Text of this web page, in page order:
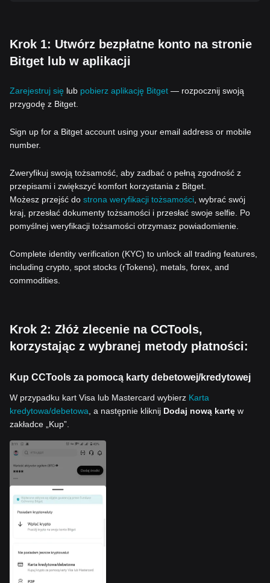
Krok 1: Utwórz bezpłatne konto na stronie
Bitget lub w aplikacji
Zarejestruj się lub pobierz aplikację Bitget — rozpocznij swoją
przygodę z Bitget.
Sign up for a Bitget account using your email address or mobile
number.
Zweryfikuj swoją tożsamość, aby zadbać o pełną zgodność z
przepisami i zwiększyć komfort korzystania z Bitget.
Możesz przejść do strona weryfikacji tożsamości , wybrać swój
kraj, przesłać dokumenty tożsamości i przesłać swoje selfie. Po
pomyślnej weryfikacji tożsamości otrzymasz powiadomienie.
Complete identity verification (KYC) to unlock all trading features,
including crypto, spot stocks (rTokens), metals, forex, and
commodities.
Krok 2: Złóż zlecenie na CCTools,
korzystając z wybranej metody płatności:
Kup CCTools za pomocą karty debetowej/kredytowej
W przypadku kart Visa lub Mastercard wybierz Karta
kredytowa/debetowa , a następnie kliknij Dodaj nową kartę w
zakładce „Kup”.